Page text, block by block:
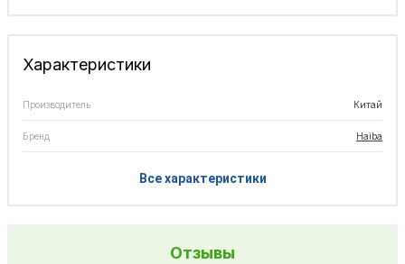
Характеристики
Производитель Китай
Бренд Haiba
Все характеристики
Отзывы